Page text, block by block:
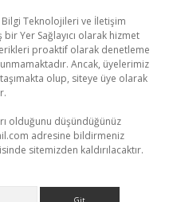
Bilgi Teknolojileri ve İletişim
Yer Sağlayıcı olarak hizmet
proaktif olarak denetleme
Ancak, üyelerimiz
olup, siteye üye olarak
olduğunu düşündüğünüz
adresine bildirmeniz
sitemizden kaldırılacaktır.